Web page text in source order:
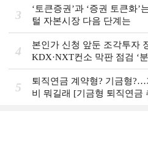
3
‘토큰증권’과 ‘증권 토큰화’
털 자본시장 다음 단계는
4
본인가 신청 앞둔 조각투자
KDX·NXT컨소 막판 점검 ‘
5
퇴직연금 계약형? 기금형?…
비 뭐길래 [기금형 퇴직연금